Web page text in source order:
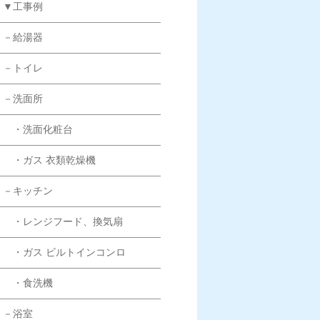
▼工事例
－給湯器
－トイレ
－洗面所
・洗面化粧台
・ガス 衣類乾燥機
－キッチン
・レンジフード、換気扇
・ガス ビルトインコンロ
・食洗機
－浴室